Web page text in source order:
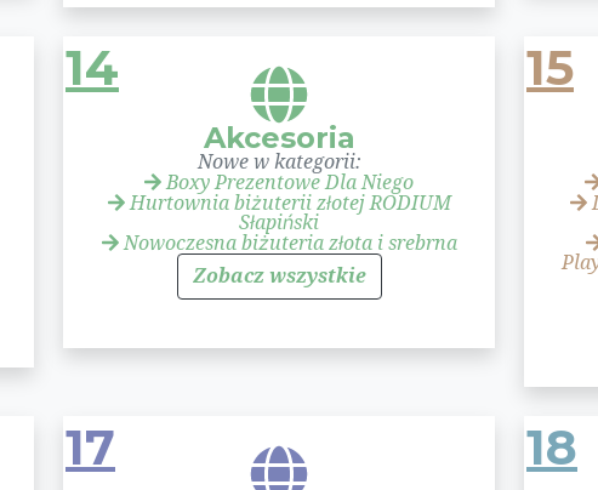
14
Akcesoria
Nowe w kategorii:
Boxy Prezentowe Dla Niego
Hurtownia biżuterii złotej RODIUM
Słapiński
Nowoczesna biżuteria złota i srebrna
Zobacz wszystkie
15
17 18